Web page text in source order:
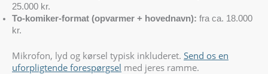
25.000 kr.
To-komiker-format (opvarmer + hovednavn): fra ca. 18.000
kr.
Mikrofon, lyd og kørsel typisk inkluderet. Send os en
uforpligtende forespørgsel med jeres ramme.